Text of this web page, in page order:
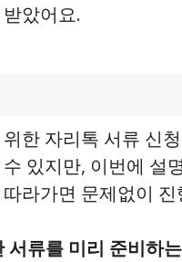
았어요.
한 자리톡 서류 신
있지만, 이번에 설
라가면 문제없이 진
서류를 미리 준비하